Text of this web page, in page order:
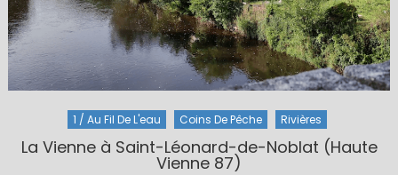
1 / Au Fil De L'eau Coins De Pêche Rivières
La Vienne à Saint-Léonard-de-Noblat (Haute
Vienne 87)